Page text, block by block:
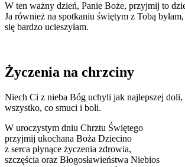
W ten ważny dzień, Panie Boże, przyjmij to
Ja również na spotkaniu świętym z Tobą
się bardzo ucieszyłam.
Życzenia na chrzciny
Niech Ci z nieba Bóg uchyli jak najlepszej
wszystko, co smuci i boli.
W uroczystym dniu Chrztu Świętego
przyjmij ukochana Boża Dziecino
z serca płynące życzenia zdrowia,
szczęścia oraz Błogosławieństwa Niebios